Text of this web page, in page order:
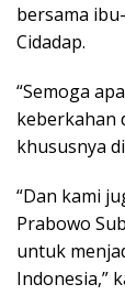
bersama
Cidadap.
“Semoga
keberkahan
khususnya
“Dan kami
Prabowo
untuk
Indonesia,”